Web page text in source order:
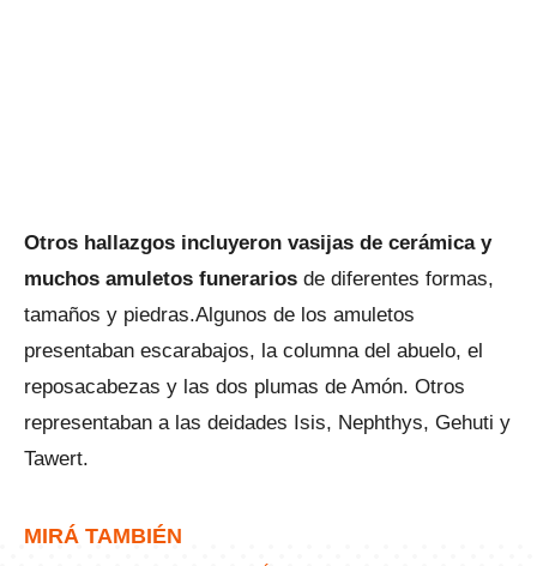
Otros hallazgos incluyeron vasijas de cerámica y
muchos amuletos funerarios de diferentes formas,
tamaños y piedras.Algunos de los amuletos
presentaban escarabajos, la columna del abuelo, el
reposacabezas y las dos plumas de Amón. Otros
representaban a las deidades Isis, Nephthys, Gehuti y
Tawert.
MIRÁ TAMBIÉN